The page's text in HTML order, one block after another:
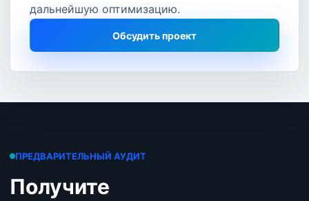
дальнейшую оптимизацию.
Обсудить проект
ПРЕДВАРИТЕЛЬНЫЙ АУДИТ
Получите